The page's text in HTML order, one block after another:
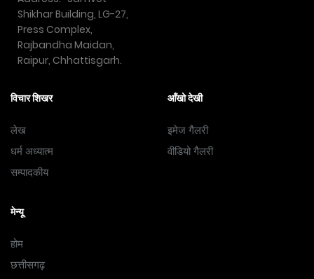
Shikhar Building, LG-27,
Press Complex,
Rajbandha Maidan,
Raipur, Chhattisgarh.
विचार शिखर
लेख
धर्म अध्यात्म
सम्पादकीय
आँखो देखी
इमेज गैलरी
वीडियो गैलरी
मेन्यू
होम
छत्तीसगढ़